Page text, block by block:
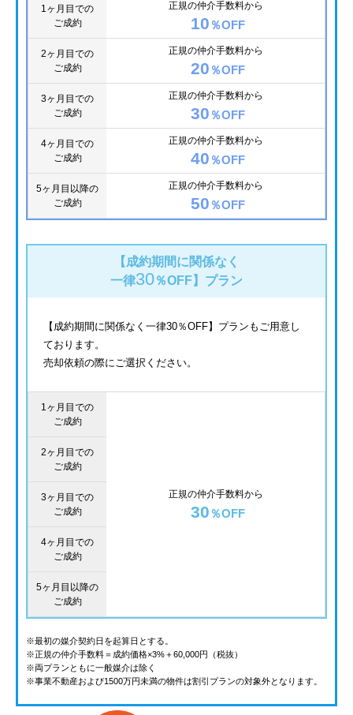
1ヶ月目での
ご成約
正規の仲介手数料から
10 ％OFF
2ヶ月目での
ご成約
正規の仲介手数料から
20 ％OFF
3ヶ月目での
ご成約
正規の仲介手数料から
30 ％OFF
4ヶ月目での
ご成約
正規の仲介手数料から
40 ％OFF
5ヶ月目以降の
ご成約
正規の仲介手数料から
50 ％OFF
【成約期間に関係なく
一律30％OFF】 プラン
【成約期間に関係なく一律30％OFF】プランもご用意し
ております。
売却依頼の際にご選択ください。
1ヶ月目での
ご成約
正規の仲介手数料から
30 ％OFF
2ヶ月目での
ご成約
3ヶ月目での
ご成約
4ヶ月目での
ご成約
5ヶ月目以降の
ご成約
※最初の媒介契約日を起算日とする。
※正規の仲介手数料＝成約価格×3%＋60,000円（税抜）
※両プランともに一般媒介は除く
※事業不動産および1500万円未満の物件は割引プランの対象外となります。